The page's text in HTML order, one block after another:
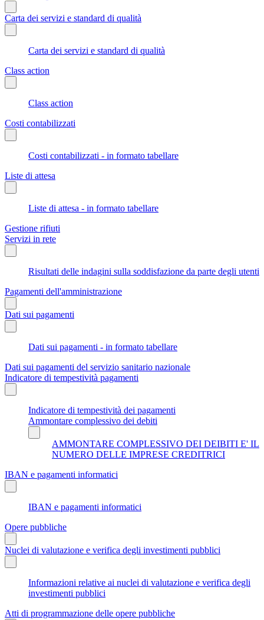
Carta dei servizi e standard di qualità
Carta dei servizi e standard di qualità
Class action
Class action
Costi contabilizzati
Costi contabilizzati - in formato tabellare
Liste di attesa
Liste di attesa - in formato tabellare
Gestione rifiuti
Servizi in rete
Risultati delle indagini sulla soddisfazione da parte degli utenti
Pagamenti dell'amministrazione
Dati sui pagamenti
Dati sui pagamenti - in formato tabellare
Dati sui pagamenti del servizio sanitario nazionale
Indicatore di tempestività pagamenti
Indicatore di tempestività dei pagamenti
Ammontare complessivo dei debiti
AMMONTARE COMPLESSIVO DEI DEIBITI E' IL
NUMERO DELLE IMPRESE CREDITRICI
IBAN e pagamenti informatici
IBAN e pagamenti informatici
Opere pubbliche
Nuclei di valutazione e verifica degli investimenti pubblici
Informazioni relative ai nuclei di valutazione e verifica degli
investimenti pubblici
Atti di programmazione delle opere pubbliche